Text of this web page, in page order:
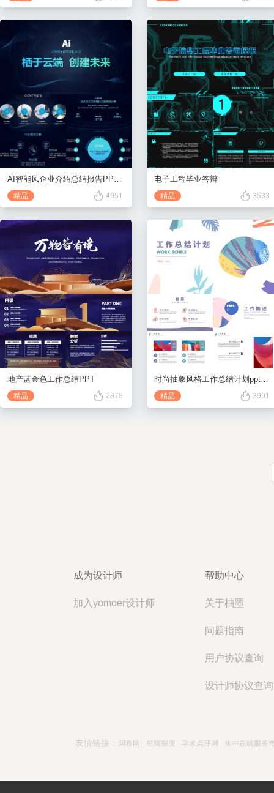
AI智能风企业介绍总结报告PPT模板
精品 4951
电子工程毕业答辩
精品 3533
地产蓝金色工作总结PPT
精品 2878 精品 3991
成为设计师
加入yomoer设计师
帮助中心
关于柚墨
问题指南
用户协议查询
设计师协议查询
友情链接： 问卷网 星耀裂变 学术点评网 永中在线服务